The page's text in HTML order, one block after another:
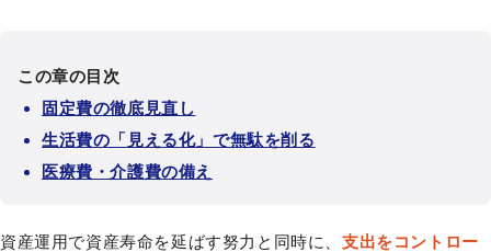
この章の目次
固定費の徹底見直し
生活費の「見える化」で無駄を削る
医療費・介護費の備え
資産運用で資産寿命を延ばす努力と同時に、支出をコントロー